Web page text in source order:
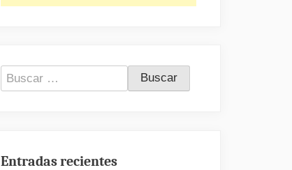
Buscar:
Entradas recientes